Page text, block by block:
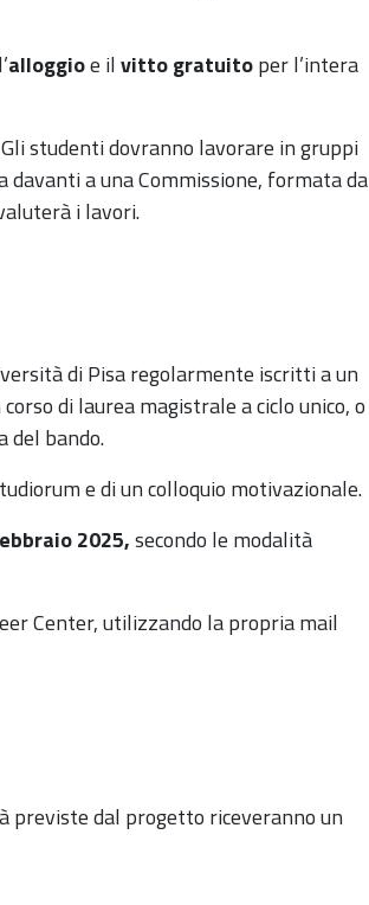
alloggioe ilvitto gratuitoper l’intera
studenti dovranno lavorare in gruppi
a una Commissione, formata da
i lavori.
di Pisa regolarmente iscritti a un
di laurea magistrale a ciclo unico, o
del bando.
e di un colloquio motivazionale.
2025,secondo le modalità
Center, utilizzando la propria mail
dal progetto riceveranno un